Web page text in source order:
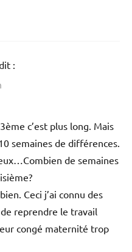
:
c’est plus long. Mais
semaines de différences.
de semaines
Ceci j’ai connu des
reprendre le travail
congé maternité trop